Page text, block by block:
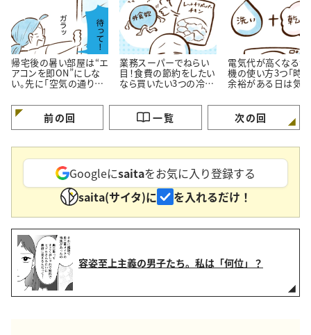
帰宅後の暑い部屋は“エ
アコンを即ON”にしな
い。先に「空気の通り
業務スーパーでねらい
目！食費の節約をしたい
なら買いたい3つの冷凍
電気代が高くなる
機の使い方3つ「時
余裕がある日は気
前の回 一覧 次の回
Googleにsaitaをお気に入り登録する
saita(サイタ)に
を入れるだけ！
容姿至上主義の男子たち。私は「何位」？